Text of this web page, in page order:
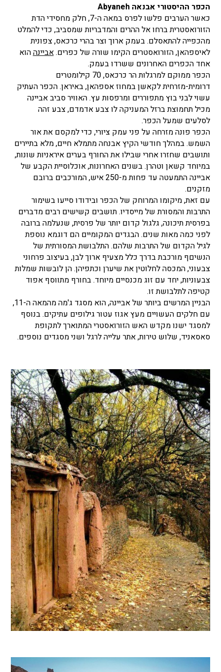
הכפר ההיסטורי אבנאה Abyaneh
כאשר הערבים פלשו לפרס במאה ה-7, חלק מחסידי הדת
הזורואסטרית ברחו אל ההרים והמדבריות שמסביב, כדי להמלט
מהכפייה להתאסלם. בעמק ארוך וצר בהרי כרכאס, צפונית
לאיספהאן, הזורואסטרים הקימו שורה של כפרים.אביינההוא
אחד הכפרים האחרונים ששרדו בעמק.
הכפר ממוקם למרגלות הר כרכאס, 70 קילומטרים
דרומית-מזרחית לקאשן במחוז אספהאן, באיראן. הכפר העתיק
עשוי לבני בוץ מתפוררים ומרפסות עץ. האוויר סביב אביינה
מכיל תחמוצת ברזל המעניקה לו צבע אדמדם, צבע זהה
לסלעים שמעל הכפר.
הכפר פונה מזרחה על פני עמק ציורי, כדי למקסם את אור
השמש. במהלך חודשי הקיץ אבנחה מתמלא חיים, מלא בתיירים
ותושבים שחזרו אחרי שבילו את החורף בערים איראניות שונות,
במיוחד קשאן וטהרן. בשנים האחרונות, אוכלוסיית הקבע של
אביינה התמעטה עד פחות מ-250 איש, המורכבים ברובם
מזקנים.
עם זאת, מיקומו המרוחק של הכפר ובידודו סייעו בשימור
התרבות והמסורת של מייסדיו. תושבים קשישים רבים מדברים
בפרסית תיכונה, גלגול קדום יותר של פרסית, שנעלמה ברובה
לפני כמה מאות שנים. הבגדים המקומיים הם דוגמא נוספת
לגיל הקדום של התרבות שלהם. התלבושת המסורתית של
הנשיםף מורכבת בדרך כלל מצעיף ארוך לבן, בעיצוב פרחוני
צבעוני, המכסה לחלוטין את שיערן וכתפיהן. הן לובשות שמלות
צבעוניות, יחד עם זוג מכנסיים מיוחד. בחורף מתווסף אפוד
קטיפה לתלבושת זו.
הבניין המרשים ביותר של אביינה, הוא מסגד ג'מה מהמאה ה-11,
עם חלקים העשויים מעץ אגוז עטור גילופים עתיקים. בנוסף
למסגד ישנו מקדש האש הזורואסטרי המתוארך לתקופת
סאסאניד, שלוש טירות, אתר עלייה לרגל ושני מסגדים נוספים.